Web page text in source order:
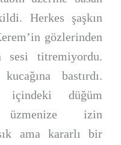
Herkes şaşkın
gözlerinden
sesi titremiyordu.
bastırdı.
içindeki düğüm
üzmenize izin
ama kararlı bir